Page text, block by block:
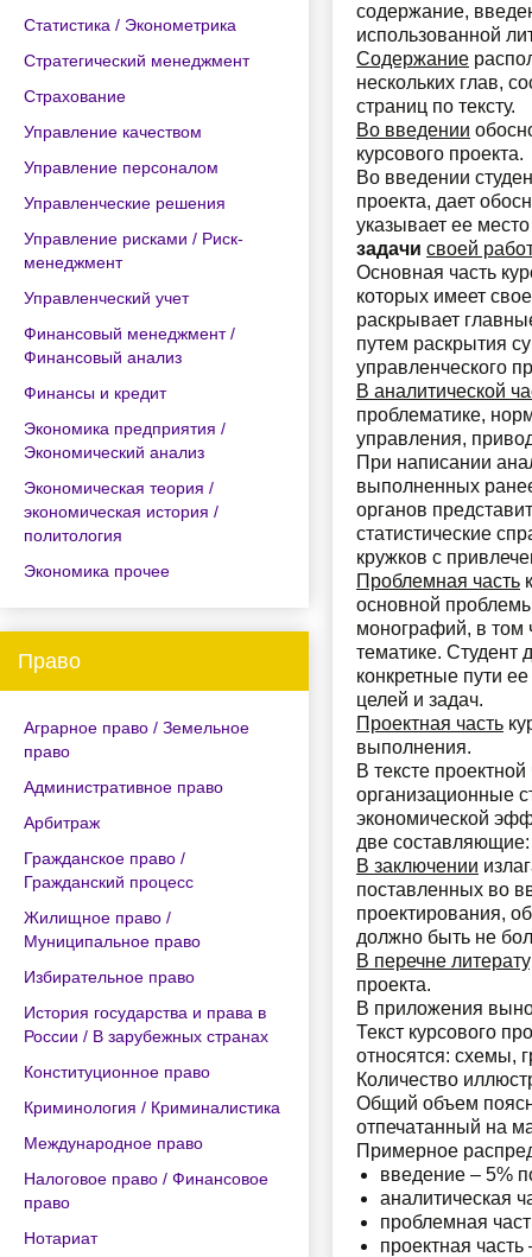
Статистика / Эконометрика
Стратегический менеджмент
Страхование
Управление качеством
Управление персоналом
Управленческие решения
Управление рисками / Риск-
менеджмент
Управленческий учет
Финансовый менеджмент /
Финансовый анализ
Финансы и кредит
Экономика предприятия /
Экономический анализ
Экономическая теория /
экономическая история /
политология
Экономика прочее
Право
Аграрное право / Земельное
право
Административное право
Арбитраж
Гражданское право /
Гражданский процесс
Жилищное право /
Муниципальное право
Избирательное право
История государства и права в
России / В зарубежных странах
Конституционное право
Криминология / Криминалистика
Международное право
Налоговое право / Финансовое
право
Нотариат
содержание,
использованной
Содержание
нескольких глав,
страниц по тексту.
Во введении
курсового проекта.
Во введении
проекта, дает
указывает ее
задачи своей
Основная часть
которых имеет
раскрывает
путем раскрытия
управленческого
В аналитической
проблематике,
управления,
При написании
выполненных
органов
статистические
кружков с
Проблемная часть
основной
монографий, в том
тематике. Студент
конкретные пути
целей и задач.
Проектная часть
выполнения.
В тексте
организационные
экономической
две
В заключении
поставленных во
проектирования,
должно быть не
В перечне
проекта.
В приложения
Текст курсового
относятся: схемы,
Количество
Общий объем
отпечатанный на
Примерное
введение – 5%
аналитическая
проблемная
проектная